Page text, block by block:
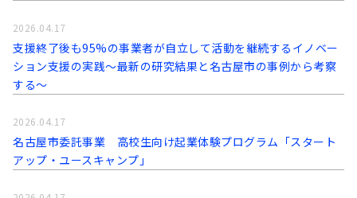
支援終了後も95%の事業者が自立して活動を継続するイノベー
ション支援の実践～最新の研究結果と名古屋市の事例から考察
する〜
2026.04.17
名古屋市委託事業 高校生向け起業体験プログラム「スタート
アップ・ユースキャンプ」
2026.04.17